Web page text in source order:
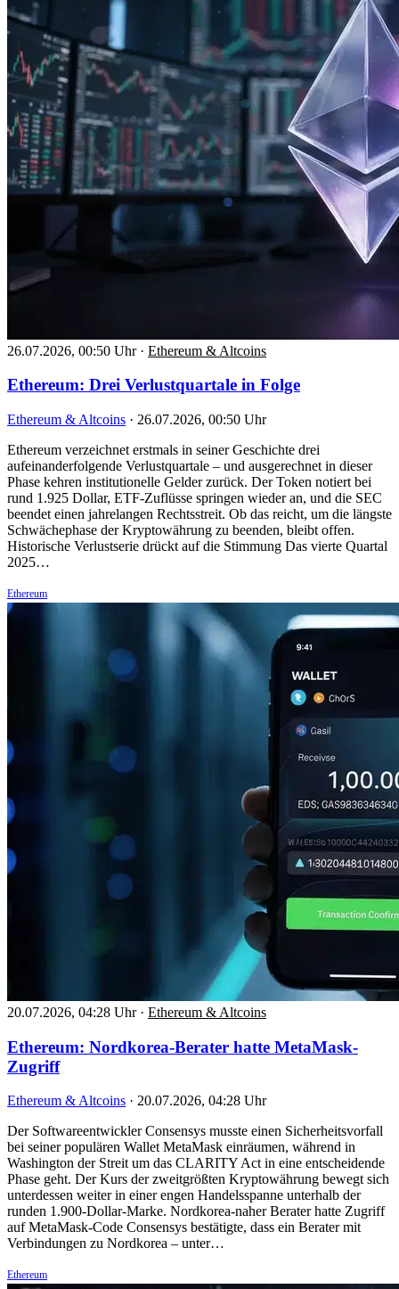
26.07.2026, 00:50 Uhr · Ethereum & Altcoins
Ethereum: Drei Verlustquartale in Folge
Ethereum & Altcoins · 26.07.2026, 00:50 Uhr
Ethereum verzeichnet erstmals in seiner Geschichte drei
aufeinanderfolgende Verlustquartale – und ausgerechnet in dieser
Phase kehren institutionelle Gelder zurück. Der Token notiert bei
rund 1.925 Dollar, ETF-Zuflüsse springen wieder an, und die SEC
beendet einen jahrelangen Rechtsstreit. Ob das reicht, um die längste
Schwächephase der Kryptowährung zu beenden, bleibt offen.
Historische Verlustserie drückt auf die Stimmung Das vierte Quartal
2025…
Ethereum
20.07.2026, 04:28 Uhr · Ethereum & Altcoins
Ethereum: Nordkorea-Berater hatte MetaMask-
Zugriff
Ethereum & Altcoins · 20.07.2026, 04:28 Uhr
Der Softwareentwickler Consensys musste einen Sicherheitsvorfall
bei seiner populären Wallet MetaMask einräumen, während in
Washington der Streit um das CLARITY Act in eine entscheidende
Phase geht. Der Kurs der zweitgrößten Kryptowährung bewegt sich
unterdessen weiter in einer engen Handelsspanne unterhalb der
runden 1.900-Dollar-Marke. Nordkorea-naher Berater hatte Zugriff
auf MetaMask-Code Consensys bestätigte, dass ein Berater mit
Verbindungen zu Nordkorea – unter…
Ethereum